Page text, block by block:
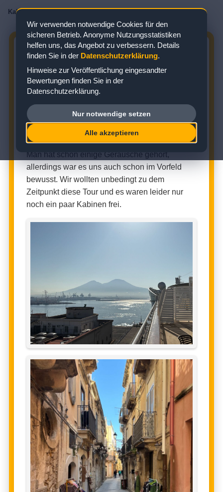
Kabinenbewertungen
AIDADIVA KABINE 4329:
BEWERTUNG ZUR INNENKABINE
Zielgebiet: Mittelmeer
INNENKABINE (KABINENNUMMER: 4329)
Kabinenbewertung:★★★★☆
Man hat schon einige Geräusche gehört,
allerdings war es uns auch schon im Vorfeld
bewusst. Wir wollten unbedingt zu dem
Zeitpunkt diese Tour und es waren leider nur
noch ein paar Kabinen frei.
Wir verwenden notwendige Cookies für den
sicheren Betrieb. Anonyme Nutzungsstatistiken
helfen uns, das Angebot zu verbessern. Details
finden Sie in der Datenschutzerklärung.
Hinweise zur Veröffentlichung eingesandter
Bewertungen finden Sie in der
Datenschutzerklärung.
Nur notwendige setzen
Alle akzeptieren